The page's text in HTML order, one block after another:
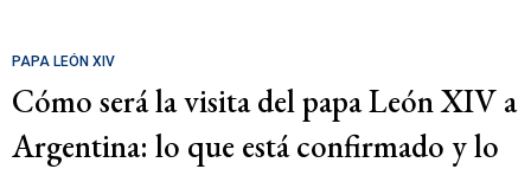
PAPA LEÓN XIV
Cómo será la visita del papa León XIV a
Argentina: lo que está confirmado y lo